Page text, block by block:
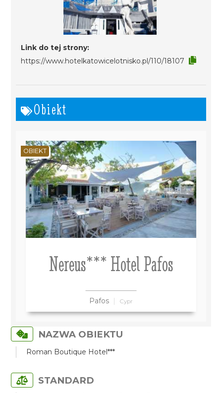
Link do tej strony:
https://www.hotelkatowicelotnisko.pl/110/18107
Obiekt
Nereus*** Hotel Pafos
Pafos Cypr
OBIEKT
NAZWA OBIEKTU
Roman Boutique Hotel***
STANDARD